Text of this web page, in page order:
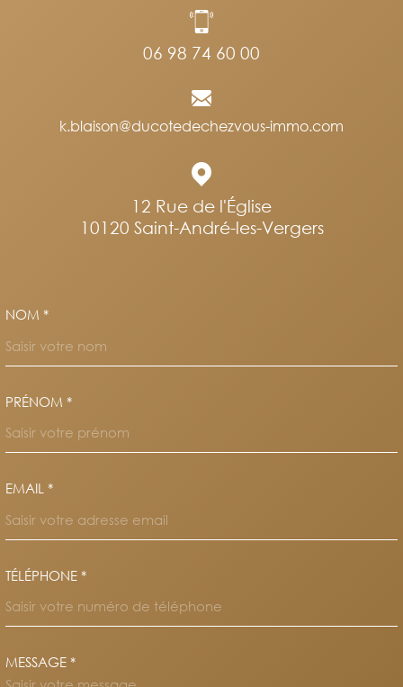
06 98 74 60 00
k.blaison@ducotedechezvous-immo.com
12 Rue de l'Église
10120
Saint-André-les-Vergers
NOM *
PRÉNOM *
EMAIL *
TÉLÉPHONE *
MESSAGE *